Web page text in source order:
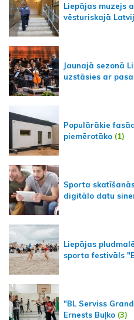
Liepājas muzejs
vēsturiskajā
Jaunajā sezonā
uzstāsies ar
Populārākie
piemērotāko (1)
Sporta
digitālo datu
Liepājas
sporta festivāls
"BL Serviss
Ernests Buļko (3)